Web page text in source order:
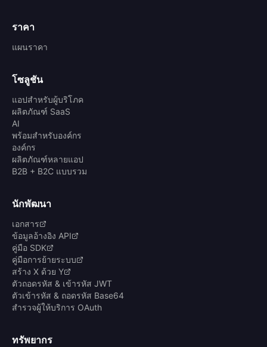
ราคา
แผนราคา
โซลูชัน
แอปสำหรับผู้บริโภค
ผลิตภัณฑ์ SaaS
AI
พร้อมสำหรับองค์กร
องค์กร
ผลิตภัณฑ์หลายแอป
B2B + B2C แบบรวม
นักพัฒนา
เอกสาร
ข้อมูลอ้างอิง API
คู่มือ SDK
คู่มือการย้ายระบบ
สร้าง X ด้วย Y
ตัวถอดรหัส & เข้ารหัส JWT
ตัวเข้ารหัส & ถอดรหัส Base64
สำรวจผู้ให้บริการ OAuth
ทรัพยากร